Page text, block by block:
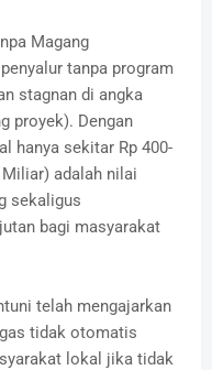
Magang
tanpa program
stagnan di angka
proyek). Dengan
hanya sekitar Rp 400-
adalah nilai
sekaligus
bagi masyarakat
telah mengajarkan
tidak otomatis
lokal jika tidak